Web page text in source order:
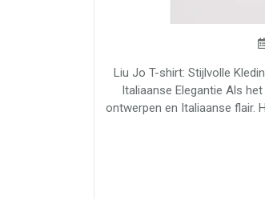
Liu Jo T-shirt: Stijlvolle
Italiaanse Elegantie Als
ontwerpen en Italiaanse flair.